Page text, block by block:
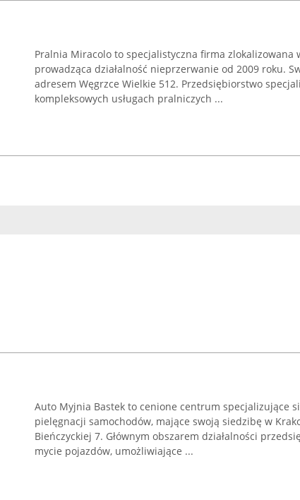
Pralnia Miracolo to specjalistyczna firma zlokalizowana
prowadząca działalność nieprzerwanie od 2009 roku.
adresem Węgrzce Wielkie 512. Przedsiębiorstwo
kompleksowych usługach pralniczych ...
Auto Myjnia Bastek to cenione centrum specjalizujące
pielęgnacji samochodów, mające swoją siedzibę w
Bieńczyckiej 7. Głównym obszarem działalności
mycie pojazdów, umożliwiające ...